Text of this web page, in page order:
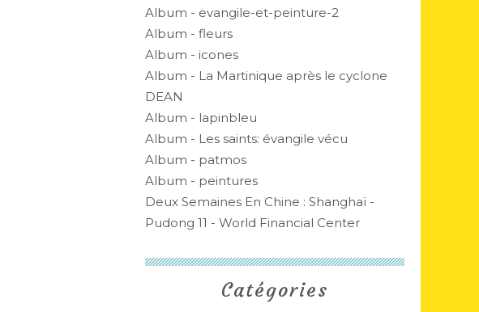
Catégories
Album - evangile-et-peinture-2
Album - fleurs
Album - icones
Album - La Martinique après le cyclone
DEAN
Album - lapinbleu
Album - Les saints: évangile vécu
Album - patmos
Album - peintures
Deux Semaines En Chine : Shanghaï -
Pudong 11 - World Financial Center